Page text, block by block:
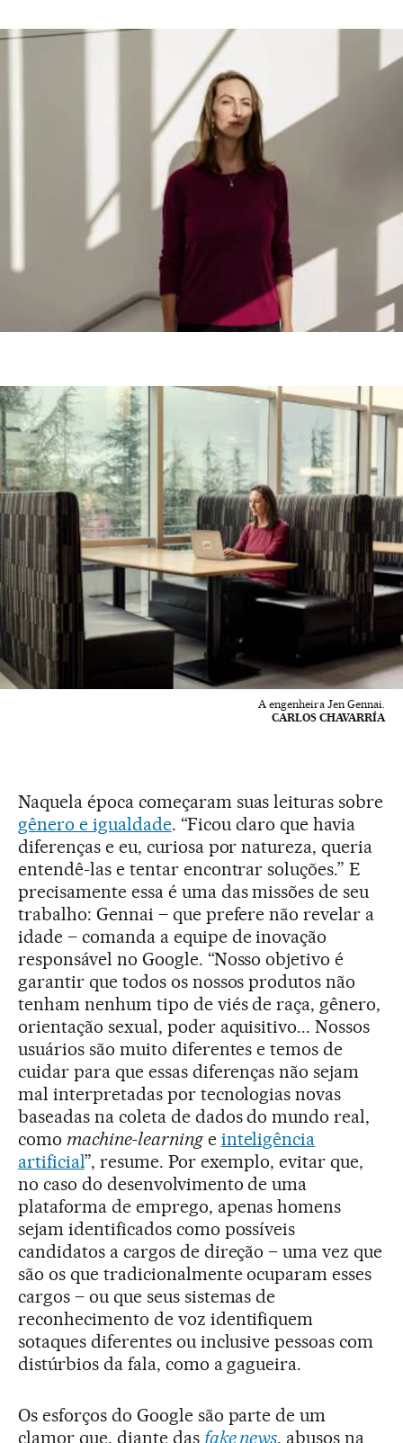
A engenheira Jen Gennai.
CARLOS CHAVARRÍA
Naquela época começaram suas leituras sobre
gênero e igualdade. “Ficou claro que havia
diferenças e eu, curiosa por natureza, queria
entendê-las e tentar encontrar soluções.” E
precisamente essa é uma das missões de seu
trabalho: Gennai – que prefere não revelar a
idade – comanda a equipe de inovação
responsável no Google. “Nosso objetivo é
garantir que todos os nossos produtos não
tenham nenhum tipo de viés de raça, gênero,
orientação sexual, poder aquisitivo... Nossos
usuários são muito diferentes e temos de
cuidar para que essas diferenças não sejam
mal interpretadas por tecnologias novas
baseadas na coleta de dados do mundo real,
como machine-learninge inteligência
artificial”, resume. Por exemplo, evitar que,
no caso do desenvolvimento de uma
plataforma de emprego, apenas homens
sejam identificados como possíveis
candidatos a cargos de direção – uma vez que
são os que tradicionalmente ocuparam esses
cargos – ou que seus sistemas de
reconhecimento de voz identifiquem
sotaques diferentes ou inclusive pessoas com
distúrbios da fala, como a gagueira.
Os esforços do Google são parte de um
clamor que, diante das fake news, abusos na